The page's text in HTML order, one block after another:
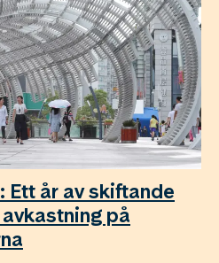
Ett år av skiftande
på